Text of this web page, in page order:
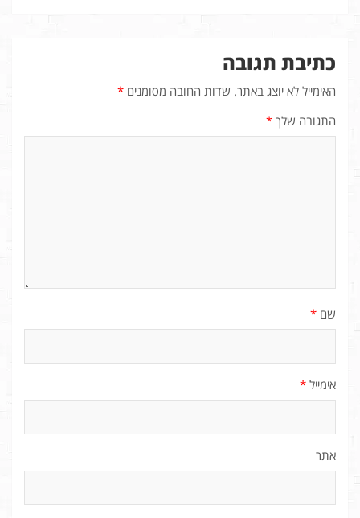
כתיבת תגובה
האימייל לא יוצג באתר. שדות החובה מסומנים *
התגובה שלך *
שם *
אימייל *
אתר